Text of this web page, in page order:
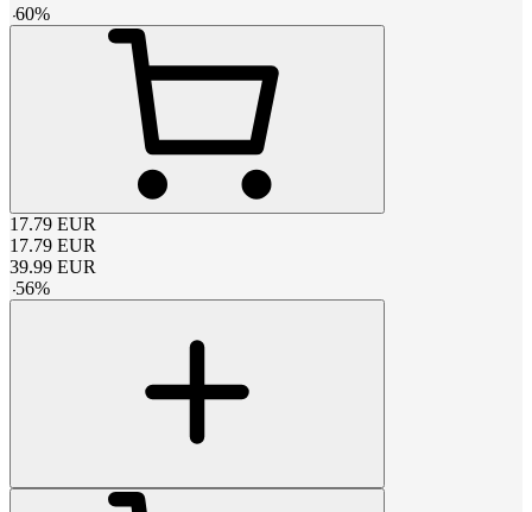
-60%
17.79 EUR
17.79 EUR
39.99 EUR
-56%